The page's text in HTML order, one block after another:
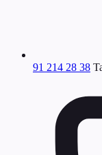
91 214 28 38